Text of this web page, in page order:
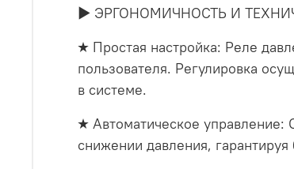
► ЭРГОНОМИЧНОСТЬ И
★ Простая настройка: Реле
пользователя. Регулировка
в системе.
★ Автоматическое управление:
снижении давления,